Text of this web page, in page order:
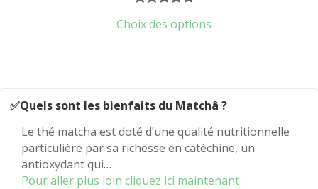
sur 5
Choix des options
✅Quels sont les bienfaits du Matchâ ?
Le thé matcha est doté d’une qualité nutritionnelle
particulière par sa richesse en catéchine, un
antioxydant qui…
Pour aller plus loin cliquez ici maintenant